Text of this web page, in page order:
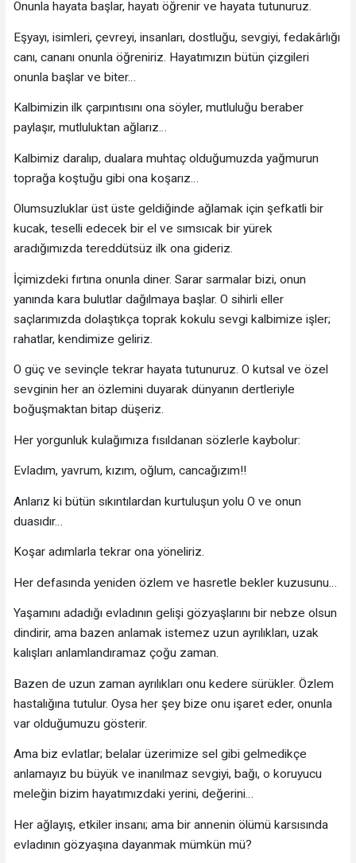
Onunla hayata başlar, hayatı öğrenir ve hayata tutunuruz.
Eşyayı, isimleri, çevreyi, insanları, dostluğu, sevgiyi, fedakârlığı
canı, cananı onunla öğreniriz. Hayatımızın bütün çizgileri
onunla başlar ve biter…
Kalbimizin ilk çarpıntısını ona söyler, mutluluğu beraber
paylaşır, mutluluktan ağlarız…
Kalbimiz daralıp, dualara muhtaç olduğumuzda yağmurun
toprağa koştuğu gibi ona koşarız…
Olumsuzluklar üst üste geldiğinde ağlamak için şefkatli bir
kucak, teselli edecek bir el ve sımsıcak bir yürek
aradığımızda tereddütsüz ilk ona gideriz.
İçimizdeki fırtına onunla diner. Sarar sarmalar bizi, onun
yanında kara bulutlar dağılmaya başlar. O sihirli eller
saçlarımızda dolaştıkça toprak kokulu sevgi kalbimize işler;
rahatlar, kendimize geliriz.
O güç ve sevinçle tekrar hayata tutunuruz. O kutsal ve özel
sevginin her an özlemini duyarak dünyanın dertleriyle
boğuşmaktan bitap düşeriz.
Her yorgunluk kulağımıza fısıldanan sözlerle kaybolur:
Evladım, yavrum, kızım, oğlum, cancağızım!!
Anlarız ki bütün sıkıntılardan kurtuluşun yolu O ve onun
duasıdır…
Koşar adımlarla tekrar ona yöneliriz.
Her defasında yeniden özlem ve hasretle bekler kuzusunu…
Yaşamını adadığı evladının gelişi gözyaşlarını bir nebze olsun
dindirir, ama bazen anlamak istemez uzun ayrılıkları, uzak
kalışları anlamlandıramaz çoğu zaman.
Bazen de uzun zaman ayrılıkları onu kedere sürükler. Özlem
hastalığına tutulur. Oysa her şey bize onu işaret eder, onunla
var olduğumuzu gösterir.
Ama biz evlatlar; belalar üzerimize sel gibi gelmedikçe
anlamayız bu büyük ve inanılmaz sevgiyi, bağı, o koruyucu
meleğin bizim hayatımızdaki yerini, değerini…
Her ağlayış, etkiler insanı; ama bir annenin ölümü karsısında
evladının gözyaşına dayanmak mümkün mü?